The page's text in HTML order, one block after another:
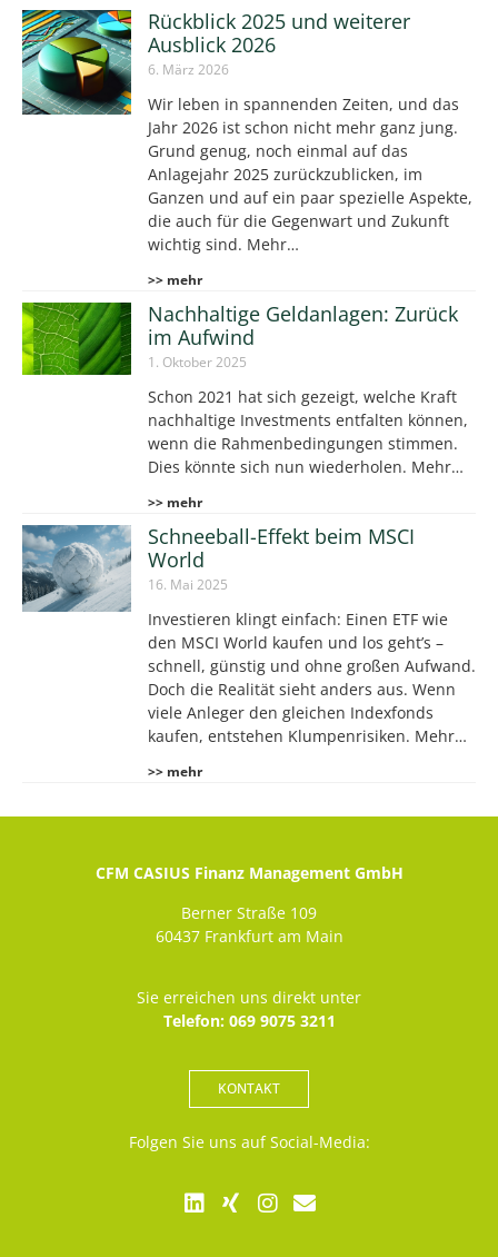
Rückblick 2025 und weiterer
Ausblick 2026
6. März 2026
Wir leben in spannenden Zeiten, und das
Jahr 2026 ist schon nicht mehr ganz jung.
Grund genug, noch einmal auf das
Anlagejahr 2025 zurückzublicken, im
Ganzen und auf ein paar spezielle Aspekte,
die auch für die Gegenwart und Zukunft
wichtig sind. Mehr…
>> mehr
Nachhaltige Geldanlagen: Zurück
im Aufwind
1. Oktober 2025
Schon 2021 hat sich gezeigt, welche Kraft
nachhaltige Investments entfalten können,
wenn die Rahmenbedingungen stimmen.
Dies könnte sich nun wiederholen. Mehr…
>> mehr
Schneeball-Effekt beim MSCI
World
16. Mai 2025
Investieren klingt einfach: Einen ETF wie
den MSCI World kaufen und los geht’s –
schnell, günstig und ohne großen Aufwand.
Doch die Realität sieht anders aus. Wenn
viele Anleger den gleichen Indexfonds
kaufen, entstehen Klumpenrisiken. Mehr…
>> mehr
CFM CASIUS Finanz Management GmbH
Berner Straße 109
60437 Frankfurt am Main
Sie erreichen uns direkt unter
Telefon: 069 9075 3211
KONTAKT
Folgen Sie uns auf Social-Media: